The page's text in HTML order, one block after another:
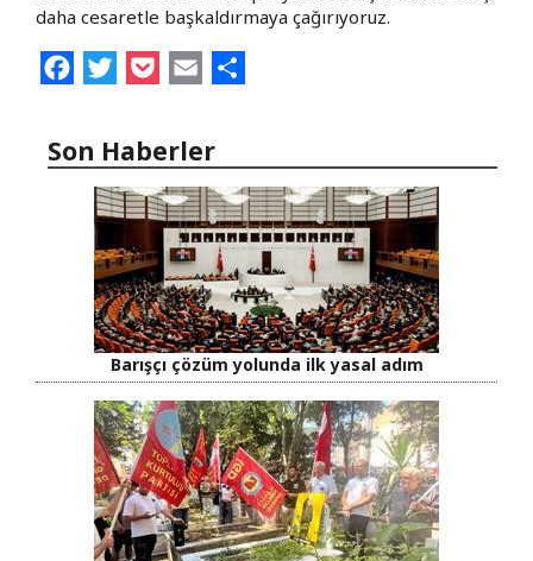
daha cesaretle başkaldırmaya çağırıyoruz.
FacebookTwitterPocketEmail
Son Haberler
Barışçı çözüm yolunda ilk yasal adım